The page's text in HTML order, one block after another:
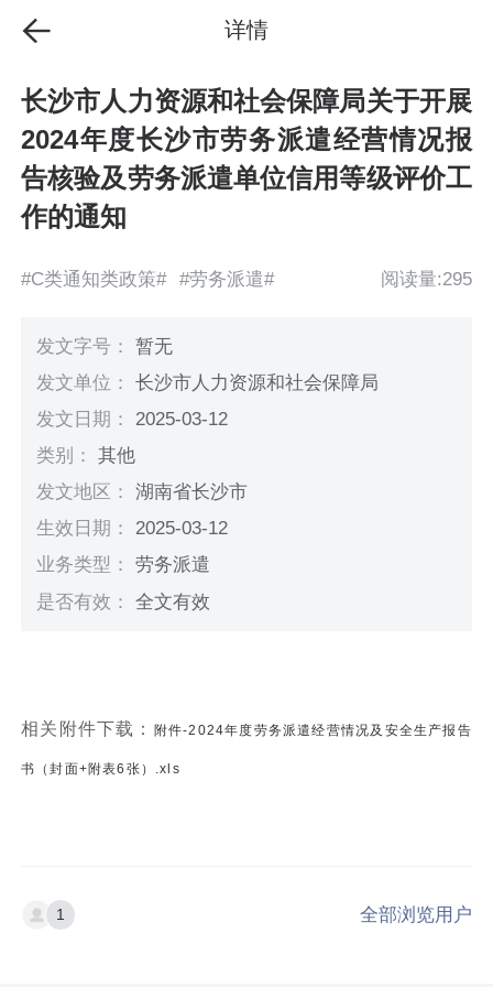
详情
长沙市人力资源和社会保障局关于开展
2024年度长沙市劳务派遣经营情况报
告核验及劳务派遣单位信用等级评价工
作的通知
#C类通知类政策# #劳务派遣# 阅读量:295
发文字号：暂无
发文单位：长沙市人力资源和社会保障局
发文日期： 2025-03-12
类别：其他
发文地区：湖南省长沙市
生效日期： 2025-03-12
业务类型：劳务派遣
是否有效：全文有效
相关附件下载： 附件-2024年度劳务派遣经营情况及安全生产报告
书（封面+附表6张）.xls
1 全部浏览用户